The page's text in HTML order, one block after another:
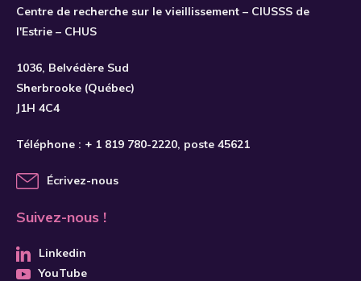
Centre de recherche sur le vieillissement – CIUSSS de
l'Estrie – CHUS
1036, Belvédère Sud
Sherbrooke (Québec)
J1H 4C4
Téléphone : + 1 819 780-2220, poste 45621
Écrivez-nous
Suivez-nous !
Linkedin
YouTube